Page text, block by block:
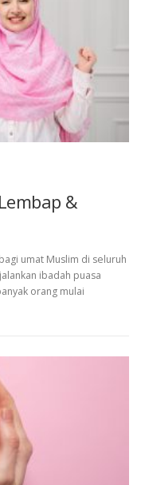
&
umat Muslim di seluruh
ibadah puasa
orang mulai